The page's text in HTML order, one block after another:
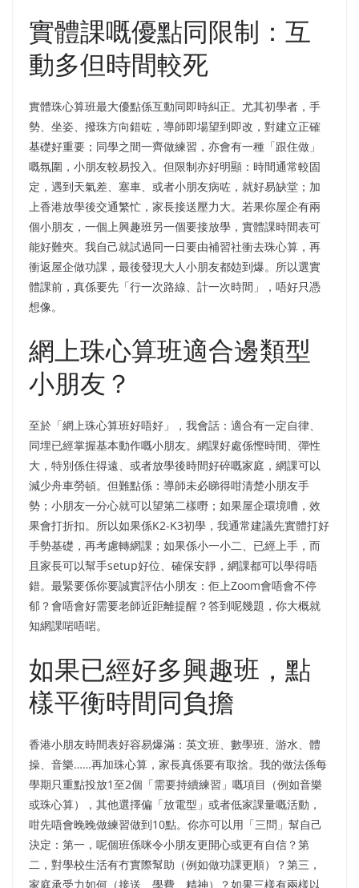
實體課嘅優點同限制：互
動多但時間較死
實體珠心算班最大優點係互動同即時糾正。尤其初學者，手
勢、坐姿、撥珠方向錯咗，導師即場望到即改，對建立正確
基礎好重要；同學之間一齊做練習，亦會有一種「跟住做」
嘅氛圍，小朋友較易投入。但限制亦好明顯：時間通常較固
定，遇到天氣差、塞車、或者小朋友病咗，就好易缺堂；加
上香港放學後交通繁忙，家長接送壓力大。若果你屋企有兩
個小朋友，一個上興趣班另一個要接放學，實體課時間表可
能好難夾。我自己就試過同一日要由補習社衝去珠心算，再
衝返屋企做功課，最後發現大人小朋友都攰到爆。所以選實
體課前，真係要先「行一次路線、計一次時間」，唔好只憑
想像。
網上珠心算班適合邊類型
小朋友？
至於「網上珠心算班好唔好」，我會話：適合有一定自律、
同埋已經掌握基本動作嘅小朋友。網課好處係慳時間、彈性
大，特別係住得遠、或者放學後時間好碎嘅家庭，網課可以
減少舟車勞頓。但難點係：導師未必睇得咁清楚小朋友手
勢；小朋友一分心就可以望第二樣嘢；如果屋企環境嘈，效
果會打折扣。所以如果係K2-K3初學，我通常建議先實體打好
手勢基礎，再考慮轉網課；如果係小一小二、已經上手，而
且家長可以幫手setup好位、確保安靜，網課都可以學得唔
錯。最緊要係你要誠實評估小朋友：佢上Zoom會唔會不停
郁？會唔會好需要老師近距離提醒？答到呢幾題，你大概就
知網課啱唔啱。
如果已經好多興趣班，點
樣平衡時間同負擔
香港小朋友時間表好容易爆滿：英文班、數學班、游水、體
操、音樂……再加珠心算，家長真係要有取捨。我的做法係每
學期只重點投放1至2個「需要持續練習」嘅項目（例如音樂
或珠心算），其他選擇偏「放電型」或者低家課量嘅活動，
咁先唔會晚晚做練習做到10點。你亦可以用「三問」幫自己
決定：第一，呢個班係咪令小朋友更開心或更有自信？第
二，對學校生活有冇實際幫助（例如做功課更順）？第三，
家庭承受力如何（接送、學費、精神）？如果三樣有兩樣以